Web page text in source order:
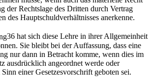
der Rechtslage des Dritten durch Vertrag
des Hauptschuldverhältnisses anerkenne.
36 hat sich diese Lehre in ihrer Allgemeinheit
Sie bleibt bei der Auffassung, dass eine
nur dann in Betracht komme, wenn dies im
ausdrücklich angeordnet werde oder
einer Gesetzesvorschrift geboten sei.